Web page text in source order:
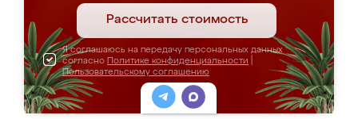
Рассчитать стоимость
Я соглашаюсь на передачу персональных данных
согласно Политике конфиденциальности
Пользовательскому соглашению